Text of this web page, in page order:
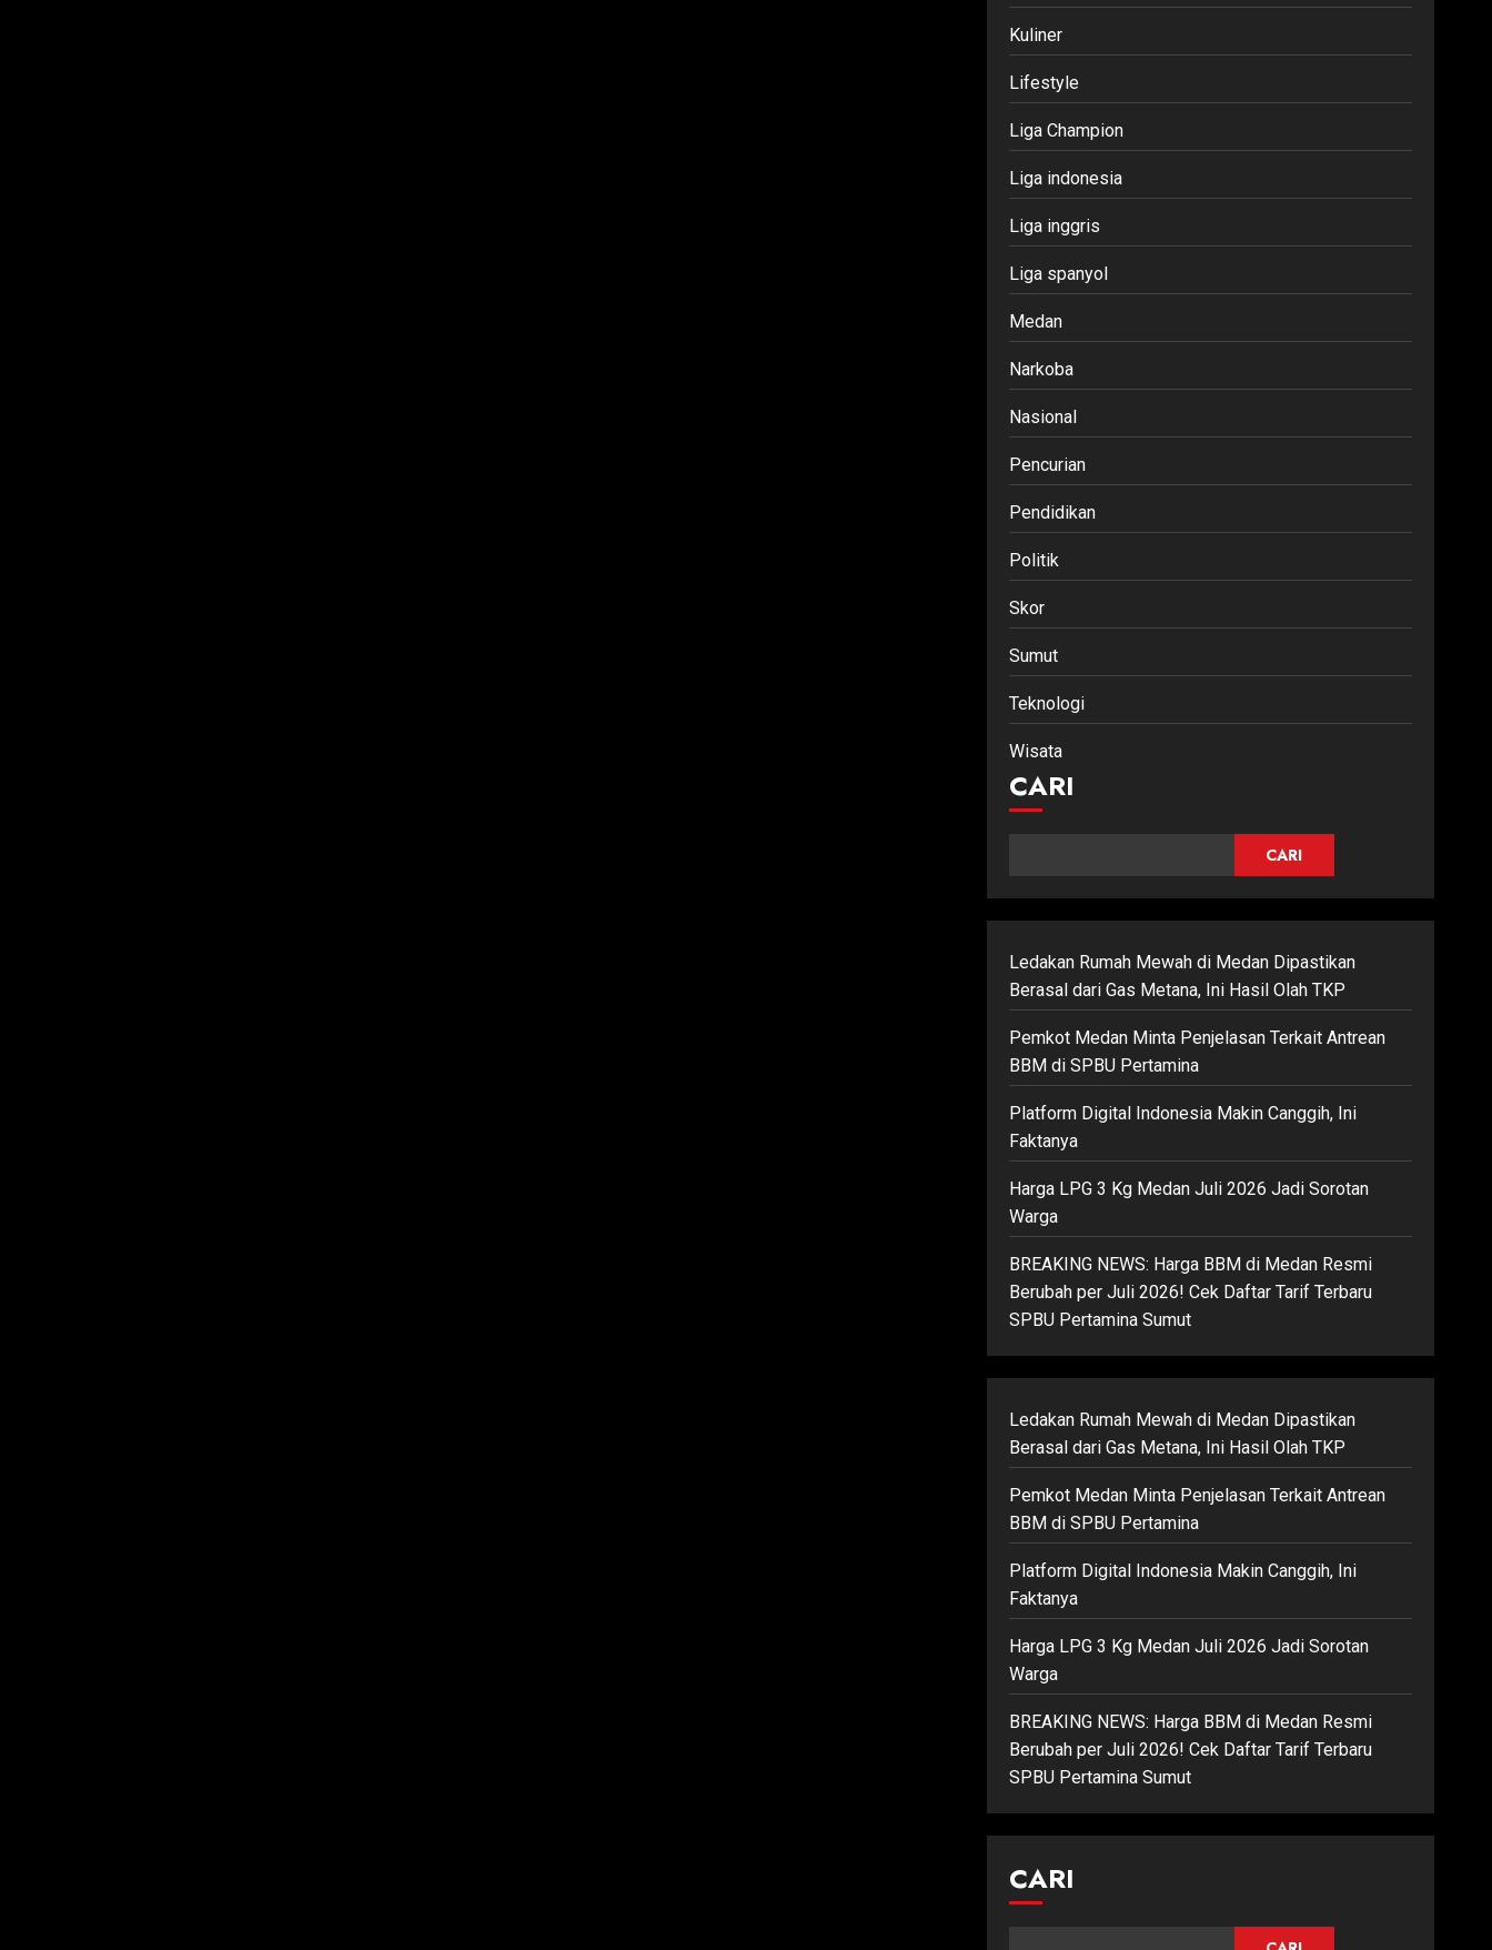
Kuliner
Lifestyle
Liga Champion
Liga indonesia
Liga inggris
Liga spanyol
Medan
Narkoba
Nasional
Pencurian
Pendidikan
Politik
Skor
Sumut
Teknologi
Wisata
CARI
CARI
Ledakan Rumah Mewah di Medan Dipastikan
Berasal dari Gas Metana, Ini Hasil Olah TKP
Pemkot Medan Minta Penjelasan Terkait Antrean
BBM di SPBU Pertamina
Platform Digital Indonesia Makin Canggih, Ini
Faktanya
Harga LPG 3 Kg Medan Juli 2026 Jadi Sorotan
Warga
BREAKING NEWS: Harga BBM di Medan Resmi
Berubah per Juli 2026! Cek Daftar Tarif Terbaru
SPBU Pertamina Sumut
Ledakan Rumah Mewah di Medan Dipastikan
Berasal dari Gas Metana, Ini Hasil Olah TKP
Pemkot Medan Minta Penjelasan Terkait Antrean
BBM di SPBU Pertamina
Platform Digital Indonesia Makin Canggih, Ini
Faktanya
Harga LPG 3 Kg Medan Juli 2026 Jadi Sorotan
Warga
BREAKING NEWS: Harga BBM di Medan Resmi
Berubah per Juli 2026! Cek Daftar Tarif Terbaru
SPBU Pertamina Sumut
CARI